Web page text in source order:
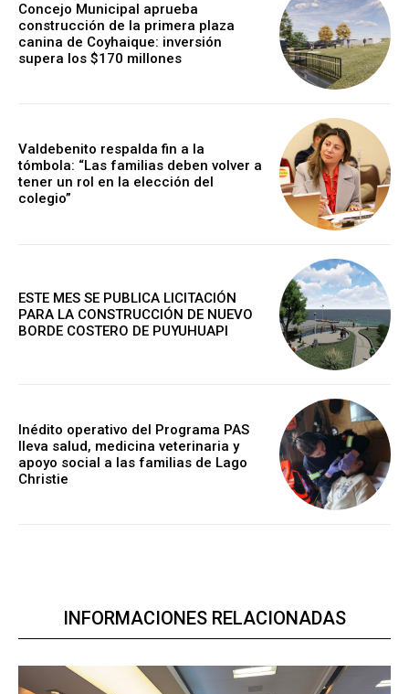
Concejo Municipal aprueba
construcción de la primera plaza
canina de Coyhaique: inversión
supera los $170 millones
Valdebenito respalda fin a la
tómbola: “Las familias deben volver a
tener un rol en la elección del
colegio”
ESTE MES SE PUBLICA LICITACIÓN
PARA LA CONSTRUCCIÓN DE NUEVO
BORDE COSTERO DE PUYUHUAPI
Inédito operativo del Programa PAS
lleva salud, medicina veterinaria y
apoyo social a las familias de Lago
Christie
INFORMACIONES RELACIONADAS